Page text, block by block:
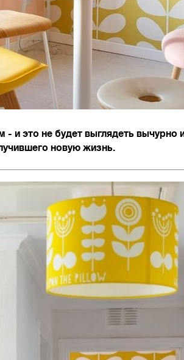
- и это не будет выглядеть вычурно
новую жизнь.